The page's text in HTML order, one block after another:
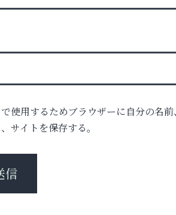
使用するためブラウザーに自分の名前
サイトを保存する。